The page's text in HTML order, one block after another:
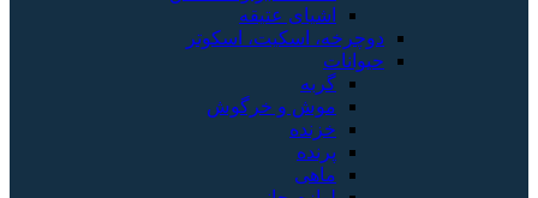
اشیای عتیقه
دوچرخه، اسکیت، اسکوتر
حیوانات
گربه
موش و خرگوش
خزنده
پرنده
ماهی